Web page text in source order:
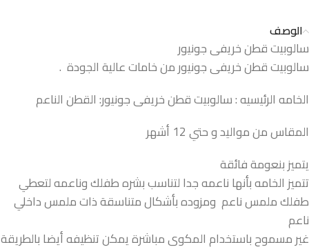
الوصف
سالوبيت قطن خريفى جونيور
سالوبيت قطن خريفى جونيور من خامات عالية الجودة .
الخامه الرئيسيه : سالوبيت قطن خريفى جونيور: القطن الناعم
المقاس من مواليد و حتي 12 أشهر
يتميز بنعومة فائقة
تتميز الخامه بأنها ناعمه جدا لتناسب بشره طفلك وناعمه لتعطي
طفلك ملمس ناعم ومزوده بأشكال متناسقة ذات ملمس داخلي
ناعم
غير مسموح باستخدام المكوى مباشرة يمكن تنظيفه أيضا بالطريقة